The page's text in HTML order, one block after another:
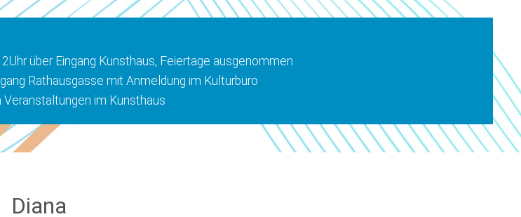
über Eingang Kunsthaus, Feiertage ausgenommen
Rathausgasse mit Anmeldung im Kulturbüro
Veranstaltungen im Kunsthaus
Diana